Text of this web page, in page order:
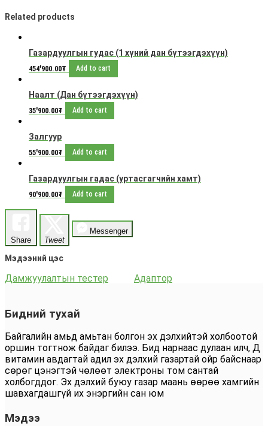
Related products
Газардуулгын гудас (1 хүний дан бүтээгдэхүүн)
454'900.00₮ Add to cart
Наалт (Дан бүтээгдэхүүн)
35'900.00₮ Add to cart
Залгуур
55'900.00₮ Add to cart
Газардуулгын гадас (уртасгагчийн хамт)
90'900.00₮ Add to cart
Share Tweet
Messenger
Мэдээний цэс
Дамжуулалтын тестер Адаптор
Бидний тухай
Байгалийн амьд амьтан болгон эх дэлхийтэй холбоотой
оршин тогтнож байдаг билээ. Бид нарнаас дулаан илч, Д
витамин авдагтай адил эх дэлхий газартай ойр байснаар
сөрөг цэнэгтэй чөлөөт электроны том сантай
холбогддог. Эх дэлхий буюу газар маань өөрөө хамгийн
шавхагдашгүй их энэргийн сан юм
Мэдээ